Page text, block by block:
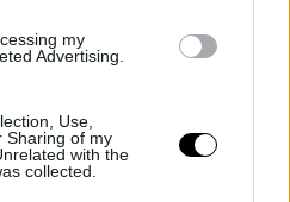
my
Advertising.
Use,
Sharing of my
with the
collected.